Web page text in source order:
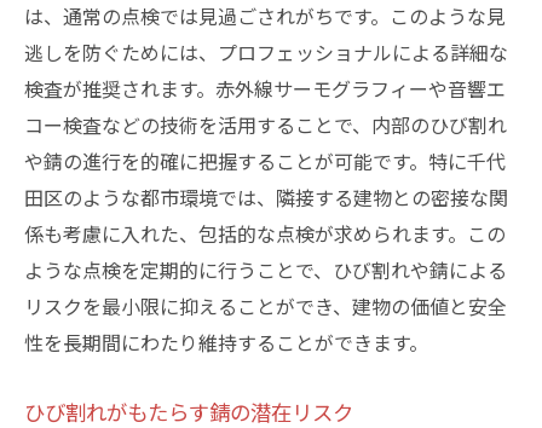
は、通常の点検では見過ごされがちです。このような見
逃しを防ぐためには、プロフェッショナルによる詳細な
検査が推奨されます。赤外線サーモグラフィーや音響エ
コー検査などの技術を活用することで、内部のひび割れ
や錆の進行を的確に把握することが可能です。特に千代
田区のような都市環境では、隣接する建物との密接な関
係も考慮に入れた、包括的な点検が求められます。この
ような点検を定期的に行うことで、ひび割れや錆による
リスクを最小限に抑えることができ、建物の価値と安全
性を長期間にわたり維持することができます。
ひび割れがもたらす錆の潜在リスク